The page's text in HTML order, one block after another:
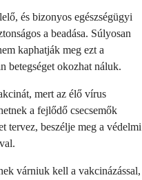
és bizonyos egészségügyi
a beadása. Súlyosan
kaphatják meg ezt a
betegséget okozhat náluk.
mert az élő vírus
a fejlődő csecsemők
tervez, beszélje meg a védelmi
várniuk kell a vakcinázással,